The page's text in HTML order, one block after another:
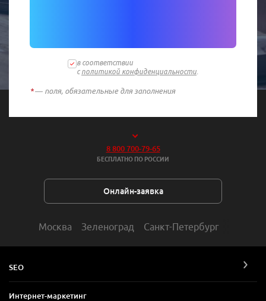
в соответствии
с политикой конфиденциальности
*— поля, обязательные для заполнения
8 800 700-79-65
БЕСПЛАТНО ПО РОССИИ
Онлайн-заявка
Москва Зеленоград Санкт-Петербург
SEO
Интернет-маркетинг